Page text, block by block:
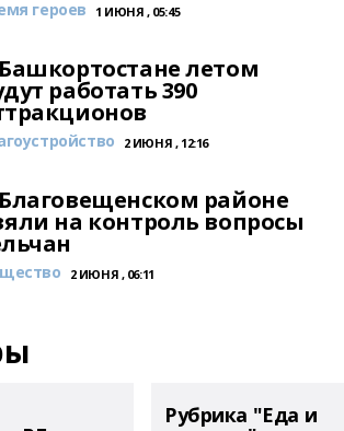
героев 1 ИЮНЯ , 05:45
летом
работать 390
2 ИЮНЯ , 12:16
районе
на контроль вопросы
2 ИЮНЯ , 06:11
Рубрика "Еда и